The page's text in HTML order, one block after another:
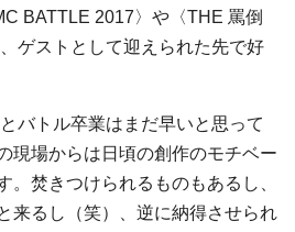
BATTLE 2017〉や〈THE 罵倒
ゲストとして迎えられた先で好
バトル卒業はまだ早いと思って
現場からは日頃の創作のモチベー
。焚きつけられるものもあるし、
来るし（笑）、逆に納得させられ